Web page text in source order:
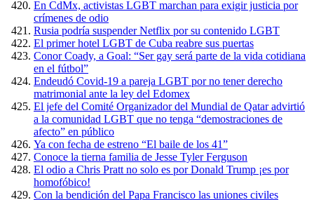
En CdMx, activistas LGBT marchan para exigir justicia por
crímenes de odio
Rusia podría suspender Netflix por su contenido LGBT
El primer hotel LGBT de Cuba reabre sus puertas
Conor Coady, a Goal: “Ser gay será parte de la vida cotidiana
en el fútbol”
Endeudó Covid-19 a pareja LGBT por no tener derecho
matrimonial ante la ley del Edomex
El jefe del Comité Organizador del Mundial de Qatar advirtió
a la comunidad LGBT que no tenga “demostraciones de
afecto” en público
Ya con fecha de estreno “El baile de los 41”
Conoce la tierna familia de Jesse Tyler Ferguson
El odio a Chris Pratt no solo es por Donald Trump ¡es por
homofóbico!
Con la bendición del Papa Francisco las uniones civiles